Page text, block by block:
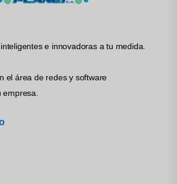
e innovadoras a tu medida.
el área de redes y software